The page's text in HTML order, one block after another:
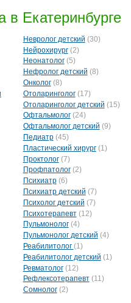
в Екатеринбурге
Невролог детский (30)
Нейрохирург(2)
Неонатолог(5)
Нефролог детский (8)
Онколог(8)
Отоларинголог(17)
Отоларинголог детский (15)
Офтальмолог(24)
Офтальмолог детский (9)
Педиатр(45)
Пластический хирург(1)
Проктолог(7)
Профпатолог(2)
Психиатр(6)
Психиатр детский (7)
Психолог детский (7)
Психотерапевт(12)
Пульмонолог(4)
Пульмонолог детский (4)
Реабилитолог (1)
Реабилитолог детский (1)
Ревматолог(12)
Рефлексотерапевт(11)
Сомнолог(2)